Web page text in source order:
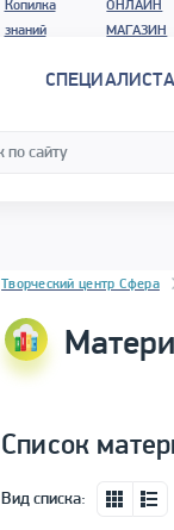
Копилка
знаний
ОНЛАЙН
МАГАЗИН
Блок новостей
Творческий центр Сфера
Список
Вид списка: